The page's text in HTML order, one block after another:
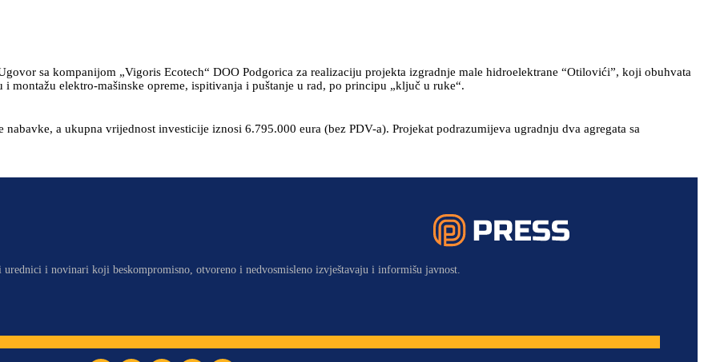
sa kompanijom „Vigoris Ecotech“ DOO Podgorica za realizaciju projekta izgradnje male hidroelektrane “Otilovići”, koji obuhvata
elektro-mašinske opreme, ispitivanja i puštanje u rad, po principu „ključ u ruke“.
a ukupna vrijednost investicije iznosi 6.795.000 eura (bez PDV-a). Projekat podrazumijeva ugradnju dva agregata sa
i novinari koji beskompromisno, otvoreno i nedvosmisleno izvještavaju i informišu javnost.